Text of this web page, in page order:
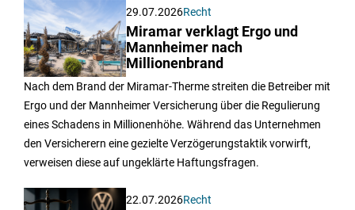
29.07.2026Recht
Miramar verklagt Ergo und
Mannheimer nach
Millionenbrand
Nach dem Brand der Miramar-Therme streiten die Betreiber mit
Ergo und der Mannheimer Versicherung über die Regulierung
eines Schadens in Millionenhöhe. Während das Unternehmen
den Versicherern eine gezielte Verzögerungstaktik vorwirft,
verweisen diese auf ungeklärte Haftungsfragen.
22.07.2026Recht